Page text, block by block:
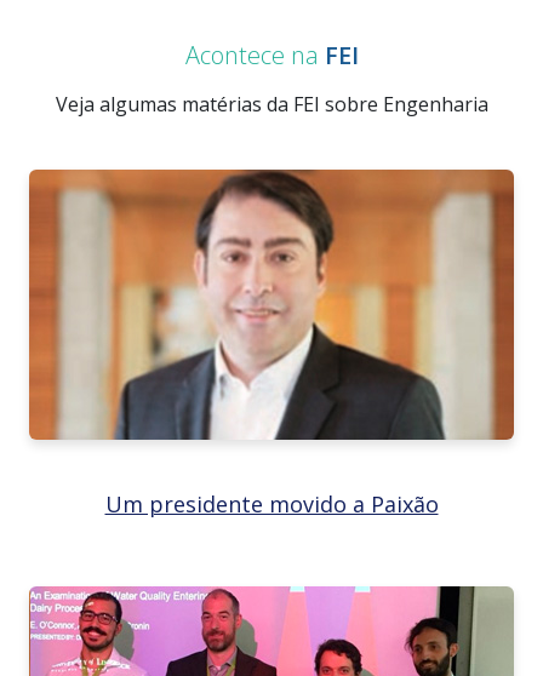
Acontece na FEI
Veja algumas matérias da FEI sobre Engenharia
Um presidente movido a Paixão